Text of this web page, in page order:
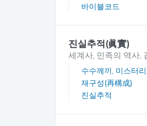
바이블코드
진실추적(眞實)
세계사, 민족의 역사,
수수께끼, 미스터
재구성(再構成)
진실추적